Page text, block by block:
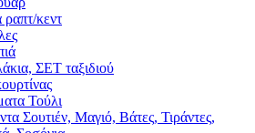
κεντ
ΣΕΤ ταξιδιού
Τούλι
Σουτιέν, Μαγιό, Βάτες, Τιράντες,